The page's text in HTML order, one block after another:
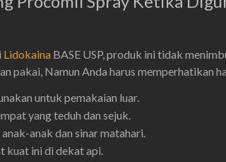
Lidokaina BASE USP, produk ini tidak
pakai, Namun Anda harus memperhatikan
untuk pemakaian luar.
yang teduh dan sejuk.
anak dan sinar matahari.
kuat ini di dekat api.